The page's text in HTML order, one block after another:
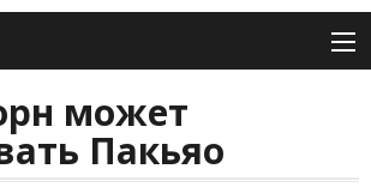
может
Пакьяо